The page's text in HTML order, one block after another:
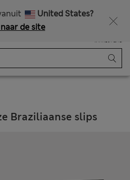
United States?
naar de site
Winkelmand
Braziliaanse slips